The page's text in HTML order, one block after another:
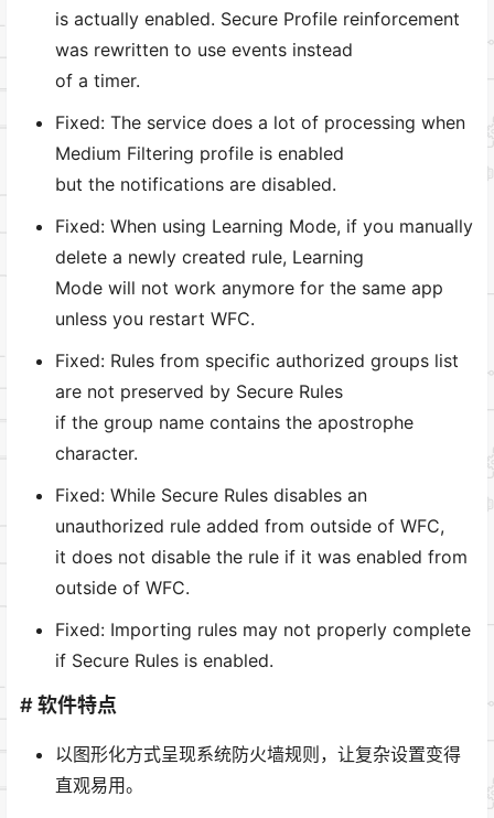
is actually enabled. Secure Profile reinforcement
was rewritten to use events instead
of a timer.
Fixed: The service does a lot of processing when
Medium Filtering profile is enabled
but the notifications are disabled.
Fixed: When using Learning Mode, if you manually
delete a newly created rule, Learning
Mode will not work anymore for the same app
unless you restart WFC.
Fixed: Rules from specific authorized groups list
are not preserved by Secure Rules
if the group name contains the apostrophe
character.
Fixed: While Secure Rules disables an
unauthorized rule added from outside of WFC,
it does not disable the rule if it was enabled from
outside of WFC.
Fixed: Importing rules may not properly complete
if Secure Rules is enabled.
# 软件特点
以图形化方式呈现系统防火墙规则，让复杂设置变得
直观易用。